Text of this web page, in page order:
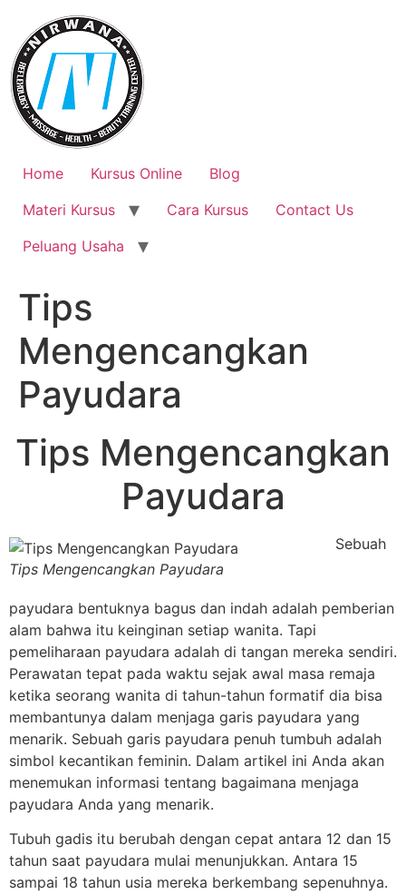
content
Home Kursus Online
Blog
Materi Kursus
Cara Kursus
Contact Us
Peluang Usaha
Tips
Mengencangkan
Payudara
Tips Mengencangkan
Payudara
Tips Mengencangkan Payudara
Sebuah
payudara bentuknya bagus dan indah adalah pemberian
alam bahwa itu keinginan setiap wanita. Tapi
pemeliharaan payudara adalah di tangan mereka sendiri.
Perawatan tepat pada waktu sejak awal masa remaja
ketika seorang wanita di tahun-tahun formatif dia bisa
membantunya dalam menjaga garis payudara yang
menarik. Sebuah garis payudara penuh tumbuh adalah
simbol kecantikan feminin. Dalam artikel ini Anda akan
menemukan informasi tentang bagaimana menjaga
payudara Anda yang menarik.
Tubuh gadis itu berubah dengan cepat antara 12 dan 15
tahun saat payudara mulai menunjukkan. Antara 15
sampai 18 tahun usia mereka berkembang sepenuhnya.